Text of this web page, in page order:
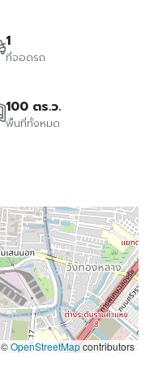
1
ที่จอดรถ
100 ตร.ว.
พื้นที่ทั้งหมด
©OpenStreetMapcontributors